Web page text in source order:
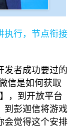
执行，节点衔接
发者成功要过的
信是如何获取
，到开放平台
到彭迦信将游戏
会觉得这个安排